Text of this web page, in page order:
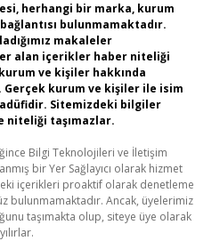
herhangi bir marka, kurum
bulunmamaktadır.
makaleler
alan içerikler haber niteliği
ve kişiler hakkında
Gerçek kurum ve kişiler ile isim
Sitemizdeki bilgiler
niteliği taşımazlar.
Bilgi Teknolojileri ve İletişim
bir Yer Sağlayıcı olarak hizmet
içerikleri proaktif olarak denetleme
bulunmamaktadır. Ancak, üyelerimiz
taşımakta olup, siteye üye olarak